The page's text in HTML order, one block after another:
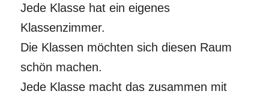
Jede Klasse hat ein eigenes
Klassenzimmer.
Die Klassen möchten sich diesen Raum
schön machen.
Jede Klasse macht das zusammen mit